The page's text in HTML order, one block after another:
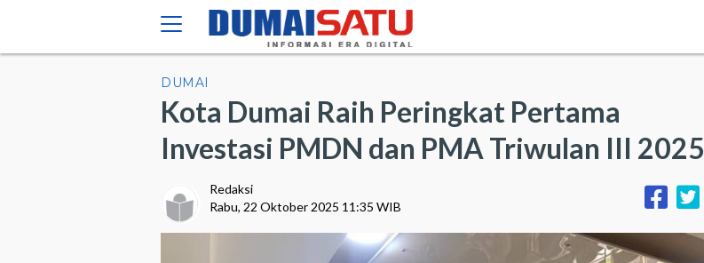
DUMAI
Kota Dumai Raih Peringkat Pertama
Investasi PMDN dan PMA Triwulan III 2025
Redaksi
Rabu, 22 Oktober 2025 11:35 WIB